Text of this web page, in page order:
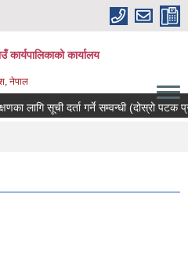
कार्यपालिकाको कार्यालय
नेपाल
लागि सूची दर्ता गर्ने सम्वन्धी (दोस्रो पटक